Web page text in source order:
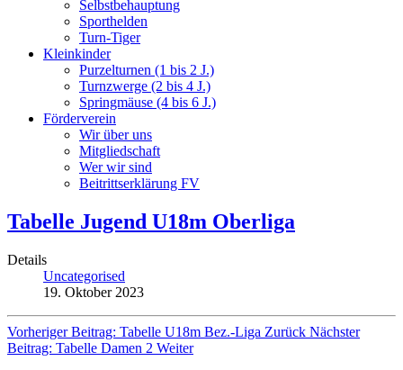
Selbstbehauptung
Sporthelden
Turn-Tiger
Kleinkinder
Purzelturnen (1 bis 2 J.)
Turnzwerge (2 bis 4 J.)
Springmäuse (4 bis 6 J.)
Förderverein
Wir über uns
Mitgliedschaft
Wer wir sind
Beitrittserklärung FV
Tabelle Jugend U18m Oberliga
Details
Uncategorised
19. Oktober 2023
Vorheriger Beitrag: Tabelle U18m Bez.-Liga Zurück Nächster
Beitrag: Tabelle Damen 2 Weiter